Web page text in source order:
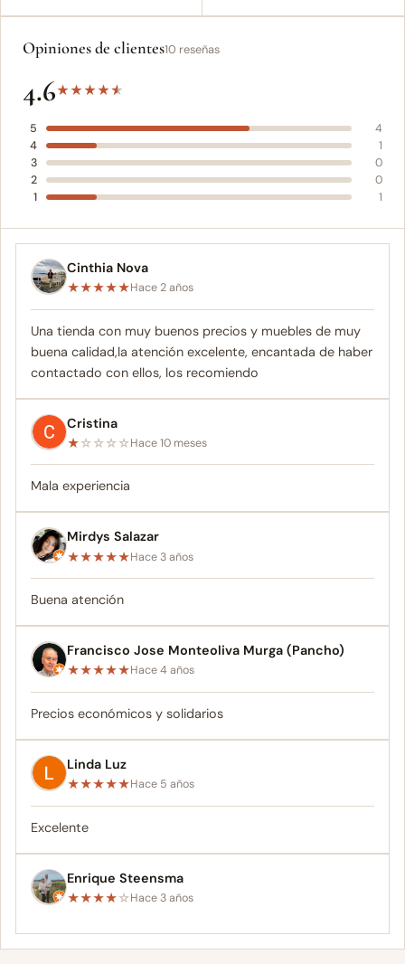
Opiniones de clientes10 reseñas
4.6★★★★★
5
4
4
1
3
0
2
0
1
1
Cinthia Nova
★★★★★Hace 2 años
Una tienda con muy buenos precios y muebles de muy
buena calidad,la atención excelente, encantada de haber
contactado con ellos, los recomiendo
Cristina
★☆☆☆☆Hace 10 meses
Mala experiencia
Mirdys Salazar
★★★★★Hace 3 años
Buena atención
Francisco Jose Monteoliva Murga (Pancho)
★★★★★Hace 4 años
Precios económicos y solidarios
Linda Luz
★★★★★Hace 5 años
Excelente
Enrique Steensma
★★★★☆Hace 3 años